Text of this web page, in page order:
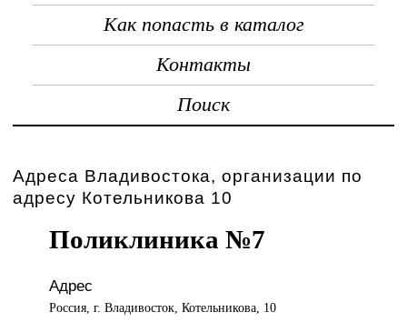
Как попасть в каталог
Контакты
Поиск
Адреса Владивостока, организации по
адресу Котельникова 10
Поликлиника №7
Адрес
Россия, г. Владивосток, Котельникова, 10